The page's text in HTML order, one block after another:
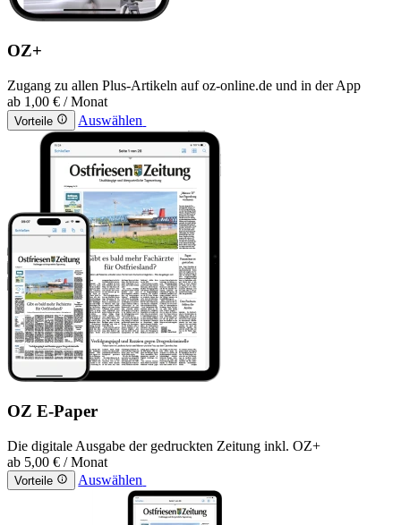
OZ+
Zugang zu allen Plus-Artikeln auf oz-online.de und in der App
ab 1,00 € / Monat
Vorteile Auswählen
OZ E-Paper
Die digitale Ausgabe der gedruckten Zeitung inkl. OZ+
ab 5,00 € / Monat
Vorteile Auswählen